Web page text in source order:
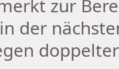
zur
der